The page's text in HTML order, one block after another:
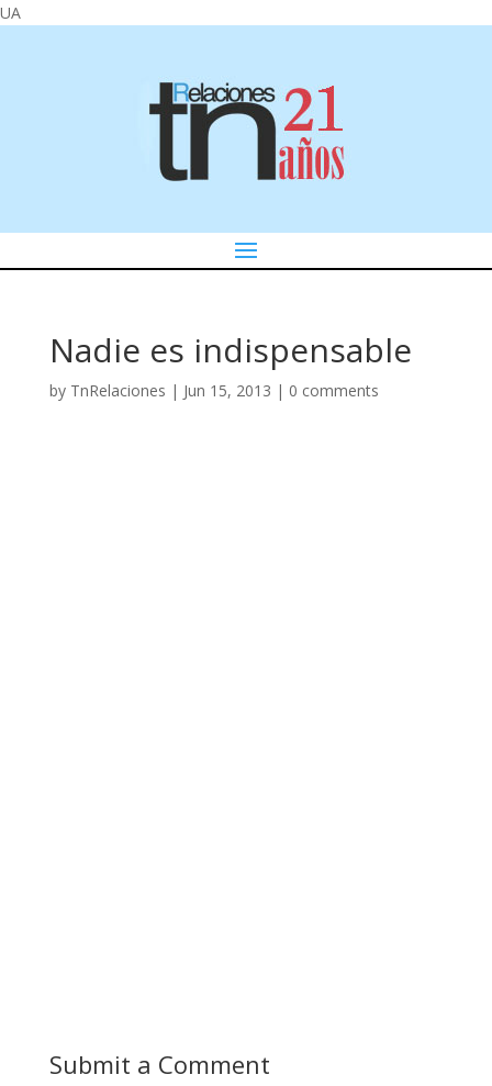
UA
Nadie es indispensable
by TnRelaciones | Jun 15, 2013 | 0 comments
Submit a Comment